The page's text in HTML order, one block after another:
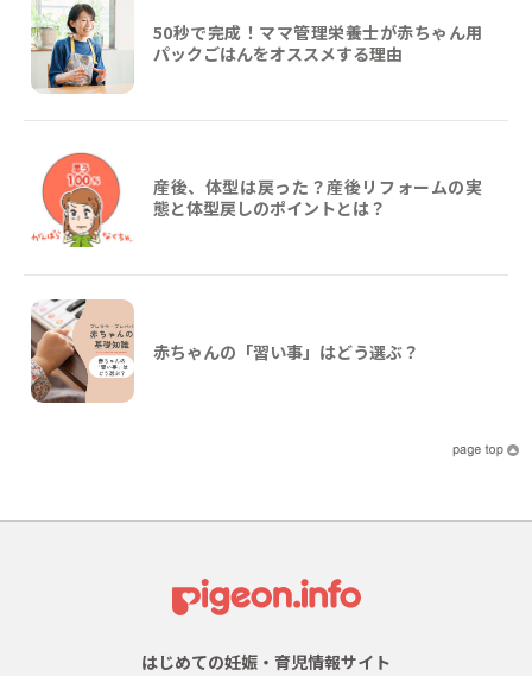
50秒で完成！ママ管理栄養士が赤ちゃん用
パックごはんをオススメする理由
産後、体型は戻った？産後リフォームの実
態と体型戻しのポイントとは？
赤ちゃんの「習い事」はどう選ぶ？
はじめての妊娠・育児情報サイト